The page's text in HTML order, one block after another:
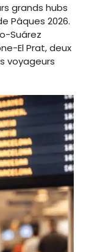
grands hubs
Pâques 2026.
Suárez
El Prat, deux
voyageurs